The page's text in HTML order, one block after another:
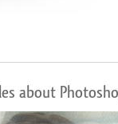
about